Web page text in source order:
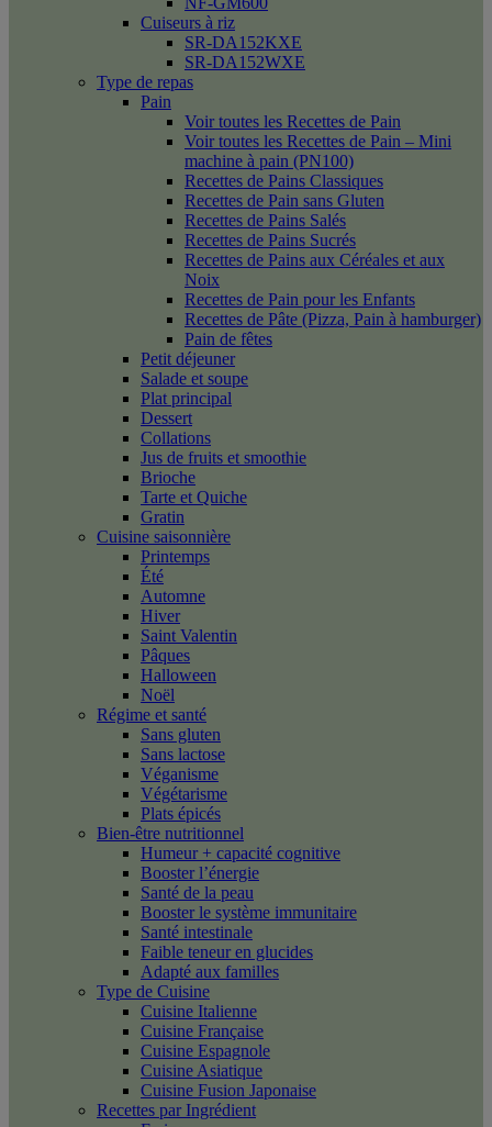
Cuiseurs à riz
SR-DA152KXE
SR-DA152WXE
Type de repas
Pain
Voir toutes les Recettes de Pain
Voir toutes les Recettes de Pain – Mini
machine à pain (PN100)
Recettes de Pains Classiques
Recettes de Pain sans Gluten
Recettes de Pains Salés
Recettes de Pains Sucrés
Recettes de Pains aux Céréales et aux
Noix
Recettes de Pain pour les Enfants
Recettes de Pâte (Pizza, Pain à hamburger)
Pain de fêtes
Petit déjeuner
Salade et soupe
Plat principal
Dessert
Collations
Jus de fruits et smoothie
Brioche
Tarte et Quiche
Gratin
Cuisine saisonnière
Printemps
Été
Automne
Hiver
Saint Valentin
Pâques
Halloween
Noël
Régime et santé
Sans gluten
Sans lactose
Véganisme
Végétarisme
Plats épicés
Bien-être nutritionnel
Humeur + capacité cognitive
Booster l’énergie
Santé de la peau
Booster le système immunitaire
Santé intestinale
Faible teneur en glucides
Adapté aux familles
Type de Cuisine
Cuisine Italienne
Cuisine Française
Cuisine Espagnole
Cuisine Asiatique
Cuisine Fusion Japonaise
Recettes par Ingrédient